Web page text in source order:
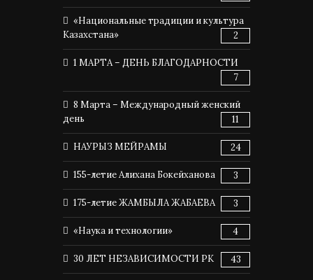
«Национальные традиции и культура
Казахстана»
2
1 МАРТА – ДЕНЬ БЛАГОДАРНОСТИ
7
8 Марта – Международный женский
день
11
НАУРЫЗ МЕЙРАМЫ 24
155-летие Алихана Бокейханова 3
175-летие ЖАМБЫЛА ЖАБАЕВА 3
«Наука и технологии» 4
30 ЛЕТ НЕЗАВИСИМОСТИ РК 43